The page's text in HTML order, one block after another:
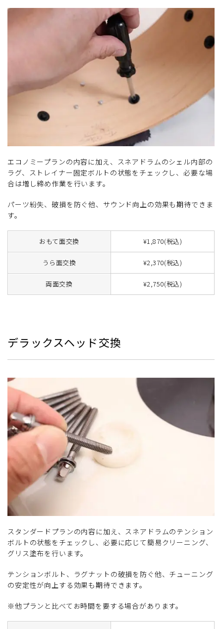
エコノミープランの内容に加え、スネアドラムのシェル内部の
ラグ、ストレイナー固定ボルトの状態をチェックし、必要な場
合は増し締め作業を行います。
パーツ紛失、破損を防ぐ他、サウンド向上の効果も期待できま
す。
おもて面交換 ¥1,870(税込)
うら面交換 ¥2,370(税込)
両面交換 ¥2,750(税込)
デラックスヘッド交換
スタンダードプランの内容に加え、スネアドラムのテンション
ボルトの状態をチェックし、必要に応じて簡易クリーニング、
グリス塗布を行います。
テンションボルト、ラグナットの破損を防ぐ他、チューニング
の安定性が向上する効果も期待できます。
※他プランと比べてお時間を要する場合があります。